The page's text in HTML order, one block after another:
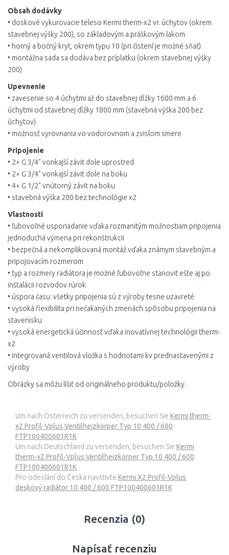
Obsah dodávky
• doskové vykurovacie teleso Kermi therm-x2 vr. úchytov (okrem
stavebnej výšky 200), so základovým a práškovým lakom
• horný a bočný kryt, okrem typu 10 (pri čistení je možné sňať)
• montážna sada sa dodáva bez príplatku (okrem stavebnej výšky
200)
Upevnenie
• zavesenie so 4 úchytmi až do stavebnej dĺžky 1600 mm a 6
úchytmi od stavebnej dĺžky 1800 mm (stavebná výška 200 bez
úchytov)
• možnosť vyrovnania vo vodorovnom a zvislom smere
Pripojenie
• 2× G 3/4" vonkajší závit dole uprostred
• 2× G 3/4" vonkajší závit dole na boku
• 4× G 1/2" vnútorný závit na boku
• stavebná výška 200 bez technológie x2
Vlastnosti
• ľubovoľné usporiadanie vďaka rozmanitým možnostiam pripojenia
jednoduchá výmena pri rekonštrukcii
• bezpečná a nekomplikovaná montáž vďaka známym stavebným a
pripojovacím rozmerom
• typ a rozmery radiátora je možné ľubovoľne stanoviť ešte aj po
inštalácii rozvodov rúrok
• úspora času: všetky pripojenia sú z výroby tesne uzavreté
• vysoká flexibilita pri nečakaných zmenách spôsobu pripojenia na
stavenisku
• vysoká energetická účinnosť vďaka inovatívnej technológii therm-
x2
• integrovaná ventilová vložka s hodnotami kv prednastavenými z
výroby
Obrázky sa môžu líšiť od originálneho produktu/položky.
Um nach Österreich zu versenden, besuchen Sie Kermi therm-
x2 Profil-Vplus Ventilheizkörper Typ 10 400 / 600
FTP100400601R1K
Um nach Deutschland zu versenden, besuchen Sie Kermi
therm-x2 Profil-Vplus Ventilheizkörper Typ 10 400 / 600
FTP100400601R1K
Pro odeslání do Česka navštivte Kermi X2 Profil-Vplus
deskový radiátor 10 400 / 600 FTP100400601R1K
Recenzia (0)
Napísať recenziu